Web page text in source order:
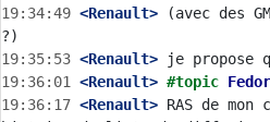
19:34:49 <Renault> (avec des
19:35:53 <Renault>
19:36:01
<Renault> #topic
19:36:17 <Renault> RAS de